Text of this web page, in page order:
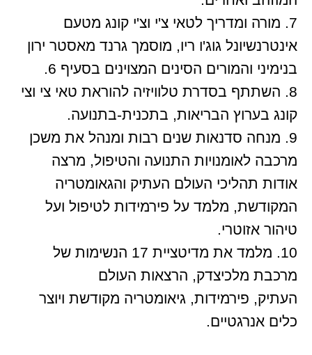
7. מורה ומדריך לטאי צ'י וצ'י קונג מטעם
אינטרנשיונל גוג'ו ריו, מוסמך גרנד מאסטר ירון
בנימיני והמורים הסינים המצוינים בסעיף 6.
8. השתתף בסדרת טלוויזיה להוראת טאי צי וצי
קונג בערוץ הבריאות, בתכנית-בתנועה.
9. מנחה סדנאות שנים רבות ומנהל את משכן
מרכבה לאומנויות התנועה והטיפול, מרצה
אודות תהליכי העולם העתיק והגאומטריה
המקודשת, מלמד על פירמידות לטיפול ועל
טיהור אזוטרי.
10. מלמד את מדיטציית 17 הנשימות של
מרכבת מלכיצדק, הרצאות העולם
העתיק, פירמידות, גיאומטריה מקודשת ויוצר
כלים אנרגטיים.